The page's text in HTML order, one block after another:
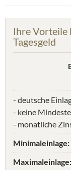
Ihre Vorteile
Tagesgeld
- deutsche
- keine
- monatliche
Minimaleinlage:
Maximaleinlage: